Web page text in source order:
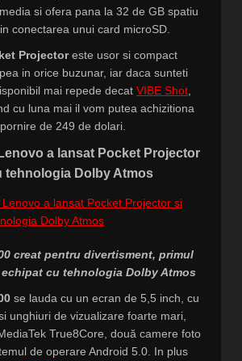
si ofera pana la 32 de GB spatiu
conectarea unui card microSD.
Projectoreste usor si compact
in orice buzunar, iar daca sunteti
mai repede decat VIBE Shot
cu luna mai il vom putea achizitiona
de 249 de dolari.
a lansat Pocket Projector
tehnologia Dolby Atmos
creat pentru divertisment, primul
cu tehnologia Dolby Atmos
se lauda cu un ecran de 5,5 inch, cu
unghiuri de vizualizare foarte mari,
True8Core, două camere foto
de operare Android 5.0. In plus